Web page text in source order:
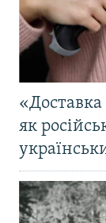
«Доставка
як